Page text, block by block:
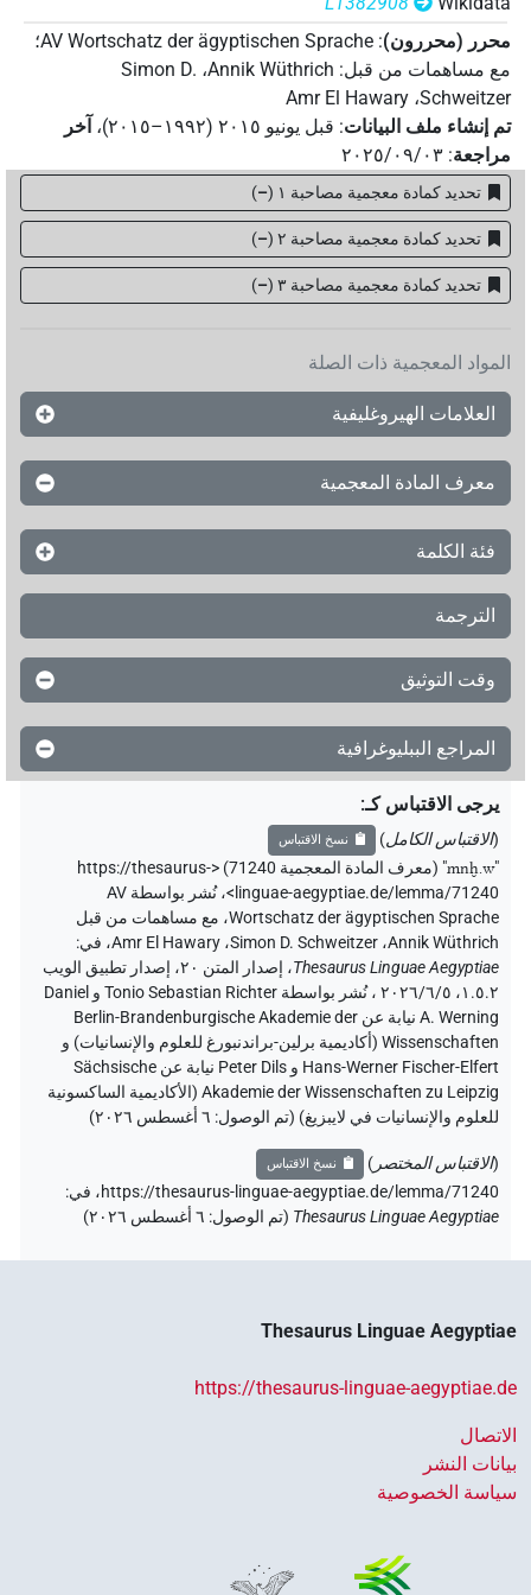
𓏠𓈖𓐍𓍋
𓏠𓈖𓐍𓏛
| 2×
N.m:sg:stpr
(
1،2
)
𓏠𓐍
| 1×
N.m:sg:stpr
(
1
)
𓏠𓐍𓇋𓏛
| 1×
N.m:sg:stpr
(
𓏠𓐍𓍊
| 2×
N.m:sg:stpr
(
1،2
)
𓏠𓐍𔏏𓏨
| 1×
(
1
)
𔊱
| 1×
N.m:sg:stc
(
1
)
US9U22VARA
| 2×
N.m:sg
(
1،2
)
محرر (محررون):
AV Wortschatz der ägyptischen Sprache؛
مع مساهمات من قبل:
Annik Wüthrich، Simon D.
Schweitzer، Amr El Hawary
تم إنشاء ملف البيانات: قبل يونيو ۲۰۱٥ (۱۹۹۲–۲۰۱٥) ، آخر
مراجعة: ٢٠٢٥/٠٩/٠٣
تحديد كمادة معجمية مصاحبة ١ –
)
تحديد كمادة معجمية مصاحبة ٢ –
)
تحديد كمادة معجمية مصاحبة ۳ –
)
المواد المعجمية ذات الصلة
العلامات الهيروغليفية
معرف المادة المعجمية
فئة الكلمة
الترجمة
وقت التوثيق
المراجع الببليوغرافية
يرجى الاقتباس كـ:
(الاقتباس الكامل) نسخ الاقتباس
"
mnḫ.w
"
(معرف المادة المعجمية 71240) <https://thesaurus-
linguae-aegyptiae.de/lemma/71240>
،
نُشر بواسطة AV
Wortschatz der ägyptischen Sprache، مع مساهمات من قبل
Annik Wüthrich، Simon D. Schweitzer، Amr El Hawary، في:
Thesaurus Linguae Aegyptiae،
إصدار المتن ٢٠، إصدار تطبيق الويب
۱.٥.٢، ٢٠٢٦/٦/٥ ، نُشر بواسطة Tonio Sebastian Richter و Daniel
A. Werning نيابة عن Berlin-Brandenburgische Akademie der
Wissenschaften (أكاديمية برلين-براندنبورغ للعلوم والإنسانيات) و
Hans-Werner Fischer-Elfert و Peter Dils نيابة عن Sächsische
Akademie der Wissenschaften zu Leipzig (الأكاديمية الساكسونية
للعلوم والإنسانيات في لايبزيغ) (تم الوصول: ٦ أغسطس ٢٠٢٦ )
(الاقتباس المختصر ) نسخ الاقتباس
https://thesaurus-linguae-aegyptiae.de/lemma/71240، في:
Thesaurus Linguae Aegyptiae
(تم الوصول: ٦ أغسطس ٢٠٢٦ )
Thesaurus Linguae Aegyptiae
https://thesaurus-linguae-aegyptiae.de
الاتصال
بيانات النشر
سياسة الخصوصية